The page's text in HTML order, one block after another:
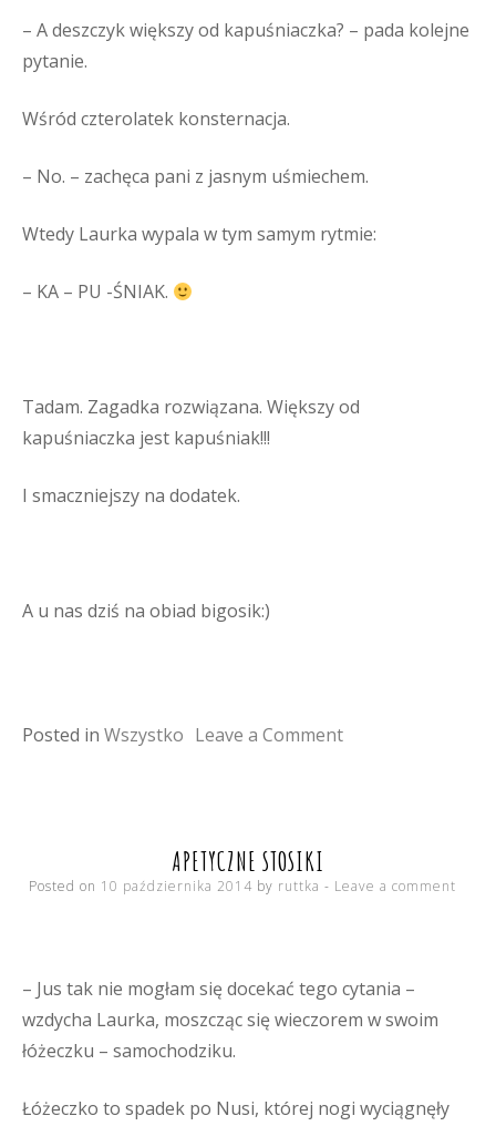
– A deszczyk większy od kapuśniaczka? – pada kolejne
pytanie.
Wśród czterolatek konsternacja.
– No. – zachęca pani z jasnym uśmiechem.
Wtedy Laurka wypala w tym samym rytmie:
– KA – PU -ŚNIAK.
Tadam. Zagadka rozwiązana. Większy od
kapuśniaczka jest kapuśniak!!!
I smaczniejszy na dodatek.
A u nas dziś na obiad bigosik:)
Posted in Wszystko Leave a Commenton
APETYCZNE STOSIKI
Posted on 10 października 2014 by ruttka Leave a comment
– Jus tak nie mogłam się docekać tego cytania –
wzdycha Laurka, moszcząc się wieczorem w swoim
łóżeczku – samochodziku.
Łóżeczko to spadek po Nusi, której nogi wyciągnęły